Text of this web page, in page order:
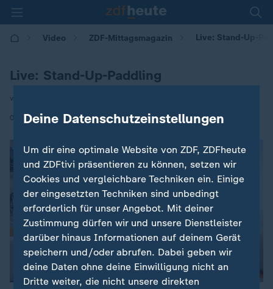
Video ZDF-Mittagsmagazin Live: Stand-Up-
Live: Stand-Up-Paddling
von Markus Wolsiffer
03.06.2026 | 12:00
Deine Datenschutzeinstellungen
Um dir eine optimale Website von ZDF, ZDFheute
und ZDFtivi präsentieren zu können, setzen wir
Cookies und vergleichbare Techniken ein. Einige
der eingesetzten Techniken sind unbedingt
erforderlich für unser Angebot. Mit deiner
Zustimmung dürfen wir und unsere Dienstleister
darüber hinaus Informationen auf deinem Gerät
speichern und/oder abrufen. Dabei geben wir
deine Daten ohne deine Einwilligung nicht an
Dritte weiter, die nicht unsere direkten